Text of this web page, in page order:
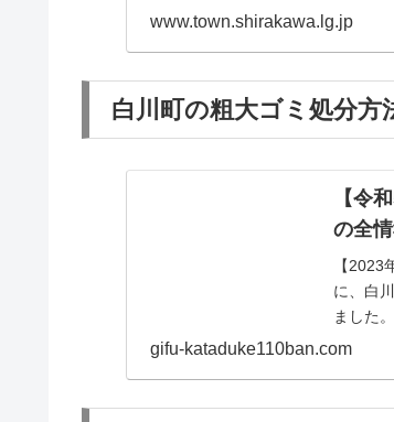
www.town.shirakawa.lg.jp
白川町の粗大ゴミ処分
【令
の全
【
に、白
ました。
gifu-kataduke110ban.com